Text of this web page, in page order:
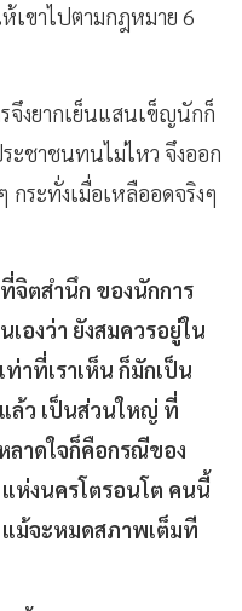
เขาไปตามกฎหมาย 6
จึงยากเย็นแสนเข็ญนักก็
ระชาชนทนไม่ไหว จึงออก
ระทั่งเมื่อเหลืออดจริงๆ
จิตสำนึก ของนักการ
องว่า ยังสมควรอยู่ใน
าที่เราเห็น ก็มักเป็น
ล้ว เป็นส่วนใหญ่ ที่
าดใจก็คือกรณีของ
ห่งนครโตรอนโต คนนี้
แม้จะหมดสภาพเต็มที